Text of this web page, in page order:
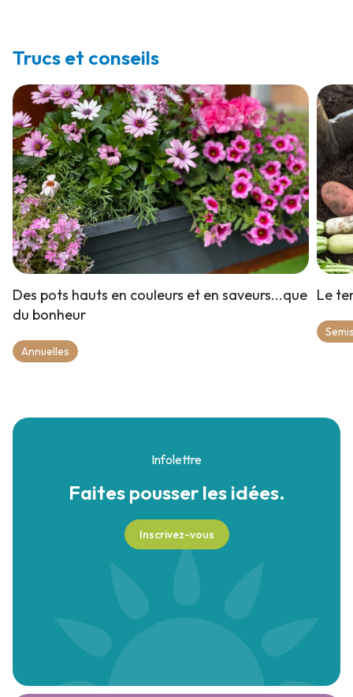
Trucs et conseils
Des pots hauts en couleurs et en saveurs...que
du bonheur
Annuelles
Le
Infolettre
Faites pousserles idées.
Inscrivez-vous